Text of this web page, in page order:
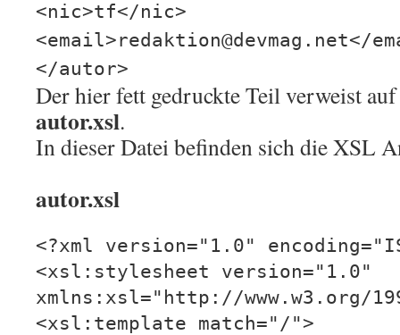
<nic>tf</nic>
<email>redaktion@devmag.net</
</autor>
Der hier fett gedruckte Teil verweist
autor.xsl.
In dieser Datei befinden sich die XSL
autor.xsl
<?xml version="1.0"
<xsl:stylesheet version="1.0"
xmlns:xsl="http://www.w3.org/
<xsl:template match="/">